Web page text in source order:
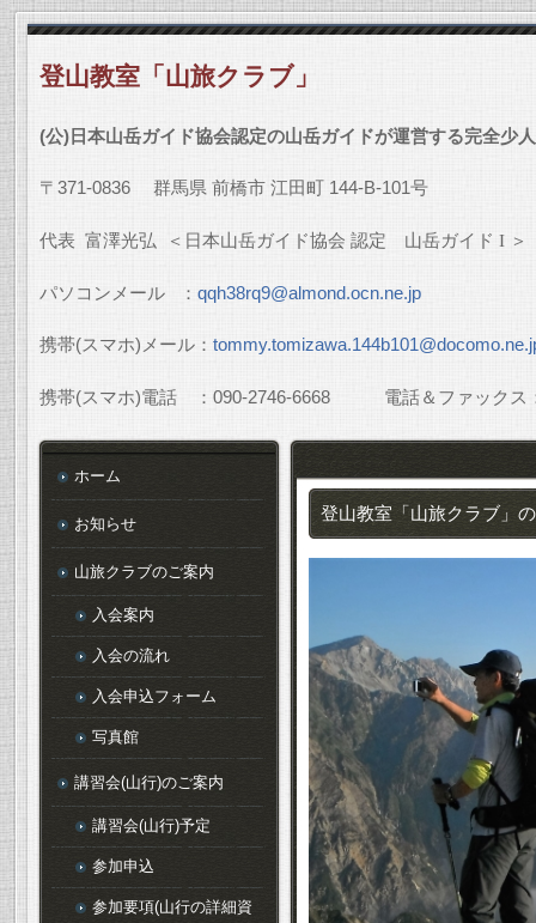
登山教室「山旅クラブ」
(公)日本山岳ガイド協会認定の山岳ガイドが運営する完全少
〒 371-0836 群馬県 前橋市 江田町 144-B-101号
代表 富澤光弘 ＜日本山岳ガイド協会 認定 山岳ガイド I ＞
パソコンメール ： qqh38rq9@almond.ocn.ne.jp
携帯(スマホ)メール：
携帯(スマホ)電話 ： 090-2746-6668電話＆ファックス
登山教室「山旅クラブ」
ホーム
お知らせ
山旅クラブのご案内
入会案内
入会の流れ
入会申込フォーム
写真館
講習会(山行)のご案内
講習会(山行)予定
参加申込
参加要項(山行の詳細資